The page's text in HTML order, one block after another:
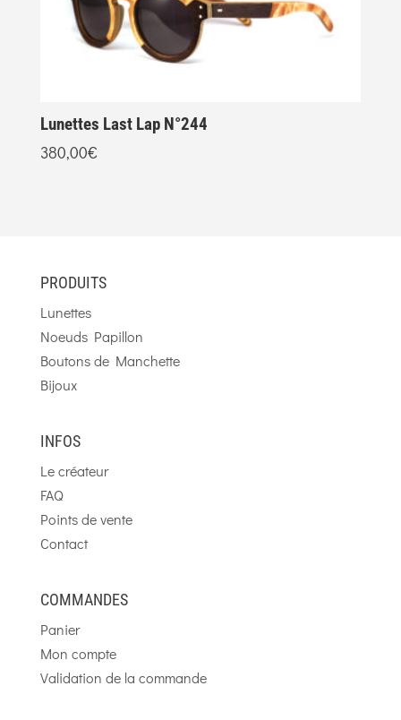
Lunettes Last Lap N°244
380,00€
PRODUITS
Lunettes
Noeuds Papillon
Boutons de Manchette
Bijoux
INFOS
Le créateur
FAQ
Points de vente
Contact
COMMANDES
Panier
Mon compte
Validation de la commande